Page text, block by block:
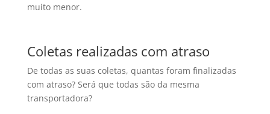
muito menor.
Coletas realizadas com atraso
De todas as suas coletas, quantas foram finalizadas
com atraso? Será que todas são da mesma
transportadora?